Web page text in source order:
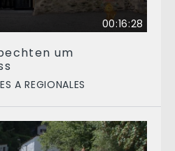
00:16:28
um
A REGIONALES